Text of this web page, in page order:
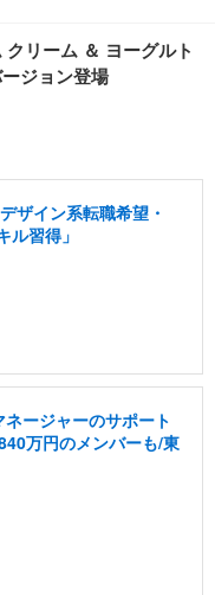
リーム ＆ ヨーグルト
ジョン登場
ザイン系転職希望・
習得」
ージャーのサポート
万円のメンバーも/東